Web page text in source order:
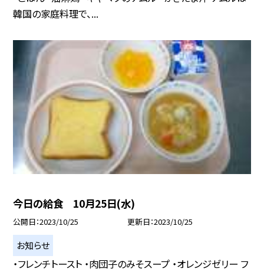
韓国の家庭料理で、...
今日の給食 10月25日(水)
公開日 2023/10/25 更新日 2023/10/25
お知らせ
・フレンチトースト ・肉団子のみそスープ ・オレンジゼリー フ